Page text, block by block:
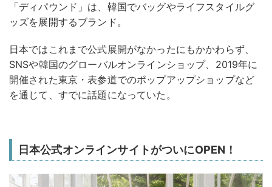
「ディパウンド」は、韓国でバッグやライフスタイルグ
ッズを展開するブランド。
日本ではこれまで公式展開がなかったにもかかわらず、
SNSや韓国のグローバルオンラインショップ、2019年に
開催された東京・表参道でのポップアップショップなど
を通じて、すでに話題になっていた。
日本公式オンラインサイトがついにOPEN！